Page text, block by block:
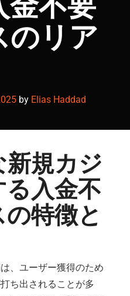
のリア
by Elias Haddad
規カジ
入金不
特徴と
、ユーザー獲得のため
ち出されることが多